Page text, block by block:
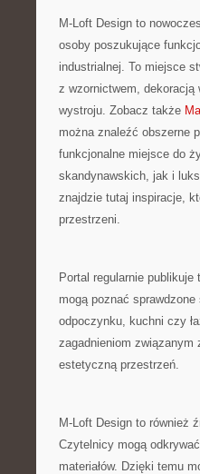
M-Loft Design to
osoby poszukujące
industrialnej. To miejsce
z wzornictwem, dekoracją
wystroju. Zobacz także
można znaleźć obszerne
funkcjonalne miejsce do
skandynawskich, jak i
znajdzie tutaj inspiracje,
przestrzeni.
Portal regularnie
mogą poznać
odpoczynku, kuchni czy
zagadnieniom związanym
estetyczną przestrzeń.
M-Loft Design to również
Czytelnicy mogą
materiałów. Dzięki temu